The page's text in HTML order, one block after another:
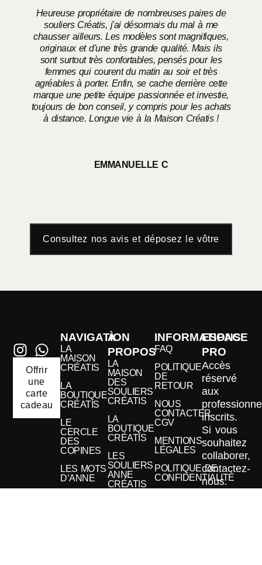
Heureuse propriétaire de nombreuses paires de
souliers Créatis, j'ai désormais du mal à me
chausser ailleurs. Les modèles sont magnifiques,
originaux et d'une très grande qualité. Mais ils
sont surtout très confortables, pensés pour les
femmes qui courent du matin au soir et très
agréables à porter. Enfin, se cache derrière cette
marque une petite équipe passionnée et investie,
toujours de bon conseil, y compris pour les achats
à distance. Longue vie à la Maison Créatis !
EMMANUELLE C
Consultez nos avis et déposez le vôtre
Offrir
une
carte
cadeau
NAVIGATION
LA
MAISON
CRÉATIS
LA
BOUTIQUE
CRÉATIS
LE
CERCLE
DES
COPINES
LES MOTS
D’ANNE
À
PROPOS
LA
MAISON
DES
SOULIERS
CRÉATIS
LA
BOUTIQUE
CRÉATIS
LES
SOULIERS
ANNE
CRÉATIS
INFORMATIONS
FAQ
POLITIQUE
DE
RETOUR
NOUS
CONTACTER
CGV
MENTIONS
LÉGALES
POLITIQUE DE
CONFIDENTIALITÉ
ESPACE
PRO
Accès
réservé
aux
inscrits.
Si vous
souhaitez
collaborer,
contactez-
nous.